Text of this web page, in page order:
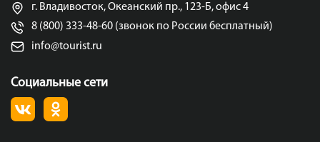
г. Владивосток, Океанский пр., 123-Б, офис 4
8 (800) 333-48-60 (звонок по России бесплатный)
info@tourist.ru
Социальные сети